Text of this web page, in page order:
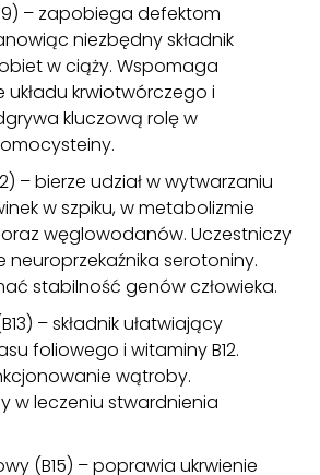
– zapobiega defektom
niezbędny składnik
w ciąży. Wspomaga
krwiotwórczego i
kluczową rolę w
– bierze udział w wytwarzaniu
w szpiku, w metabolizmie
oraz węglowodanów. Uczestniczy
neuroprzekaźnika serotoniny.
stabilność genów człowieka.
– składnik ułatwiający
foliowego i witaminy B12.
wątroby.
w leczeniu stwardnienia
(B15) – poprawia ukrwienie